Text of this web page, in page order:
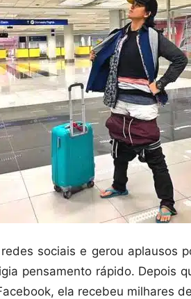
sociais e gerou aplausos
pensamento rápido. Depois
ela recebeu milhares